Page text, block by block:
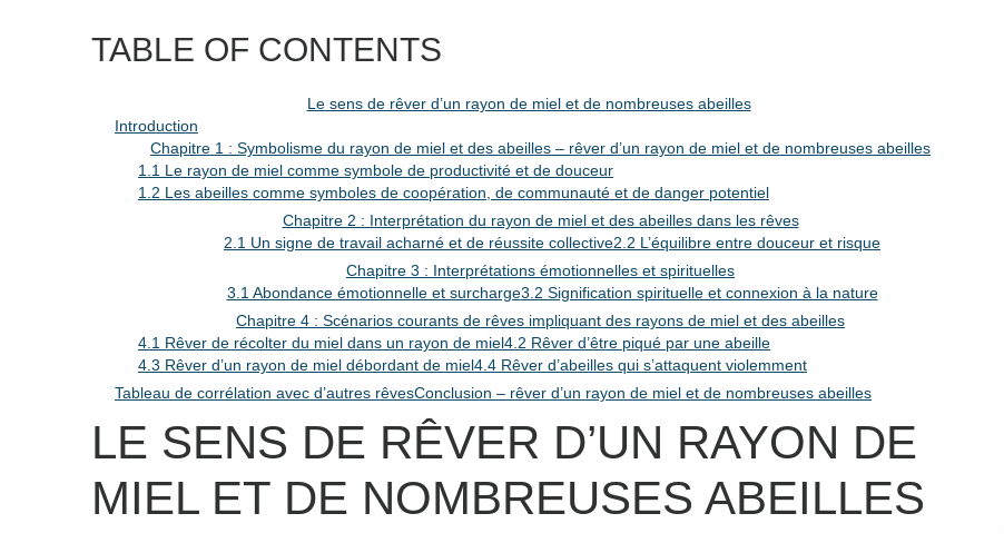
TABLE OF CONTENTS
Le sens de rêver d’un rayon de miel et de nombreuses abeilles
Introduction
Chapitre 1 : Symbolisme du rayon de miel et des abeilles – rêver d’un rayon de miel et de nombreuses abeilles
1.1 Le rayon de miel comme symbole de productivité et de douceur
1.2 Les abeilles comme symboles de coopération, de communauté et de danger potentiel
Chapitre 2 : Interprétation du rayon de miel et des abeilles dans les rêves
2.1 Un signe de travail acharné et de réussite collective2.2 L’équilibre entre douceur et risque
Chapitre 3 : Interprétations émotionnelles et spirituelles
3.1 Abondance émotionnelle et surcharge3.2 Signification spirituelle et connexion à la nature
Chapitre 4 : Scénarios courants de rêves impliquant des rayons de miel et des abeilles
4.1 Rêver de récolter du miel dans un rayon de miel4.2 Rêver d’être piqué par une abeille
4.3 Rêver d’un rayon de miel débordant de miel4.4 Rêver d’abeilles qui s’attaquent violemment
Tableau de corrélation avec d’autres rêvesConclusion – rêver d’un rayon de miel et de nombreuses abeilles
LE SENS DE RÊVER D’UN RAYON DE
MIEL ET DE NOMBREUSES ABEILLES